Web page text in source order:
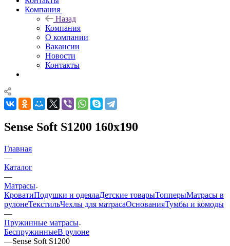
Компания
Назад
Компания
О компании
Вакансии
Новости
Контакты
Sense Soft S1200 160x190
Главная
—
Каталог
—
Матрасы
КроватиПодушки и одеялаДетские товарыТопперыМатрасы в
рулонеТекстильЧехлы для матрасаОснованияТумбы и комоды
—
Пружинные матрасы
БеспружинныеВ рулоне
—Sense Soft S1200